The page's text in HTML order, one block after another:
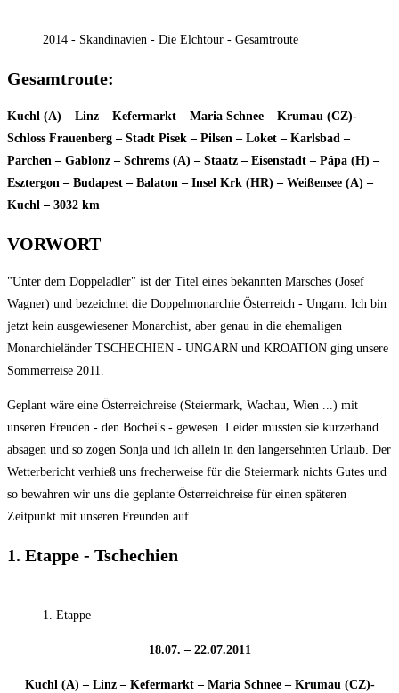
2014 - Skandinavien - Die Elchtour - Gesamtroute
Gesamtroute:
Kuchl (A) – Linz – Kefermarkt – Maria Schnee – Krumau (CZ)-
Schloss Frauenberg – Stadt Pisek – Pilsen – Loket – Karlsbad –
Parchen – Gablonz – Schrems (A) – Staatz – Eisenstadt – Pápa (H) –
Esztergon – Budapest – Balaton – Insel Krk (HR) – Weißensee (A) –
Kuchl – 3032 km
VORWORT
"Unter dem Doppeladler" ist der Titel eines bekannten Marsches (Josef
Wagner) und bezeichnet die Doppelmonarchie Österreich - Ungarn. Ich bin
jetzt kein ausgewiesener Monarchist, aber genau in die ehemaligen
Monarchieländer TSCHECHIEN - UNGARN und KROATION ging unsere
Sommerreise 2011.
Geplant wäre eine Österreichreise (Steiermark, Wachau, Wien ...) mit
unseren Freuden - den Bochei's - gewesen. Leider mussten sie kurzerhand
absagen und so zogen Sonja und ich allein in den langersehnten Urlaub. Der
Wetterbericht verhieß uns frecherweise für die Steiermark nichts Gutes und
so bewahren wir uns die geplante Österreichreise für einen späteren
Zeitpunkt mit unseren Freunden auf ....
1. Etappe - Tschechien
1. Etappe
18.07. – 22.07.2011
Kuchl (A) – Linz – Kefermarkt – Maria Schnee – Krumau (CZ)-